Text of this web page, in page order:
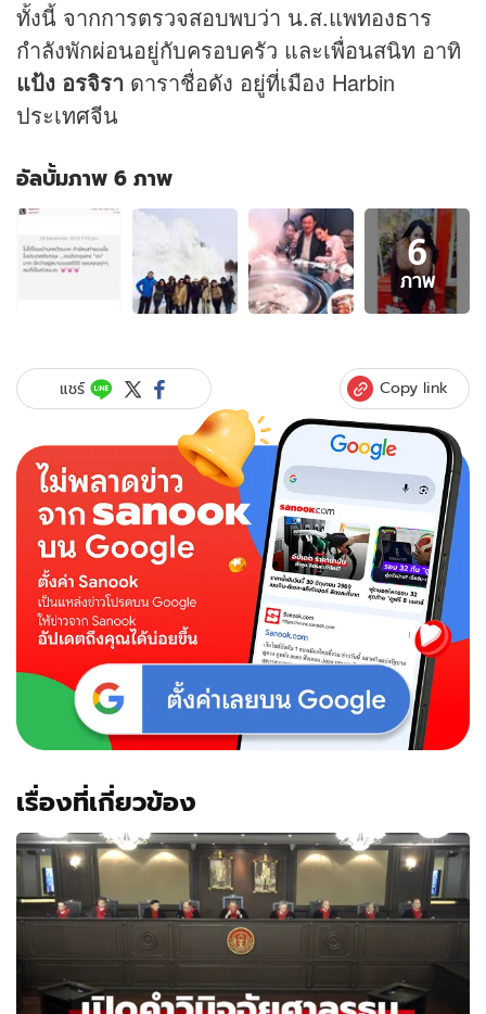
ทั้งนี้ จากการตรวจสอบพบว่า น.ส.แพทองธาร
กำลังพักผ่อนอยู่กับครอบครัว และเพื่อนสนิท อาทิ
แป้ง อรจิรา ดาราชื่อดัง อยู่ที่เมือง Harbin
ประเทศจีน
อัลบั้มภาพ 6 ภาพ
อัลบั้ม
ภาพ
6
ปัด
หมอ
เป่า
นกหวีด
อังกฤษ
6
ภาพ
แชร์ Copy link
เรื่องที่เกี่ยวข้อง